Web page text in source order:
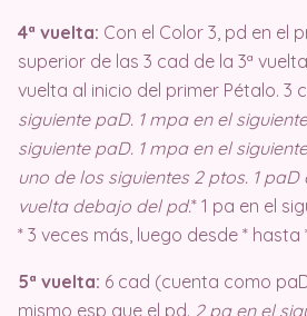
4ª vuelta: Con el Color 3, pd en el
superior de las 3 cad de la 3ª
vuelta al inicio del primer Pétalo. 3
siguiente paD. 1 mpa en el
siguiente paD. 1 mpa en el
uno de los siguientes 2 ptos. 1 paD
vuelta debajo del pd.* 1 pa en el
* 3 veces más, luego desde * hasta
5ª vuelta: 6 cad (cuenta como
mismo esp que el pd. 2 pa en el